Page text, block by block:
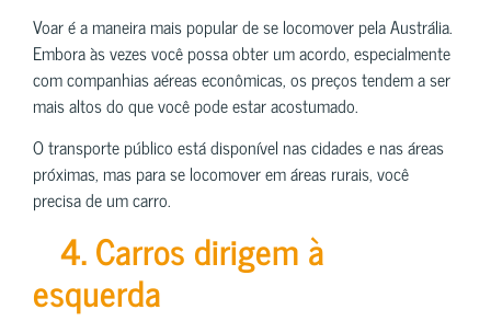
Voar é a maneira mais popular de se locomover pela Austrália.
Embora às vezes você possa obter um acordo, especialmente
com companhias aéreas econômicas, os preços tendem a ser
mais altos do que você pode estar acostumado.
O transporte público está disponível nas cidades e nas áreas
próximas, mas para se locomover em áreas rurais, você
precisa de um carro.
4. Carros dirigem à
esquerda